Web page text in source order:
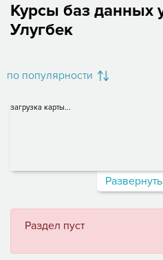
Курсы баз данных
Улугбек
по популярности
загрузка карты...
Раздел пуст